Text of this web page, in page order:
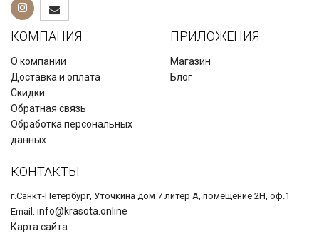
КОМПАНИЯ
О компании
Доставка и оплата
Скидки
Обратная связь
Обработка персональных
данных
ПРИЛОЖЕНИЯ
Магазин
Блог
КОНТАКТЫ
г.Санкт-Петербург, Уточкина дом 7 литер А, помещение 2Н, оф.1
Email: info@krasota.online
Карта сайта